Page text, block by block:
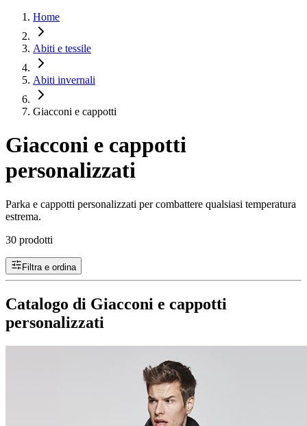
Home
Abiti e tessile
Abiti invernali
Giacconi e cappotti
Giacconi e cappotti
personalizzati
Parka e cappotti personalizzati per combattere qualsiasi temperatura
estrema.
30 prodotti
Filtra e ordina
Catalogo di Giacconi e cappotti
personalizzati